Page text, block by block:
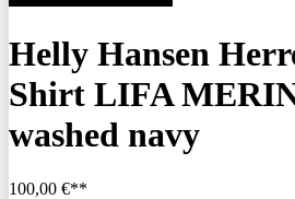
Helly Hansen
Shirt LIFA
washed navy
100,00 €**